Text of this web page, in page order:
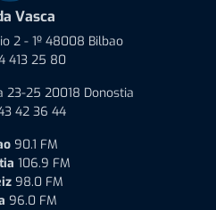
Vasca
2 - 1º 48008 Bilbao
413 25 80
23-25 20018 Donostia
42 36 44
90.1 FM
106.9 FM
98.0 FM
96.0 FM